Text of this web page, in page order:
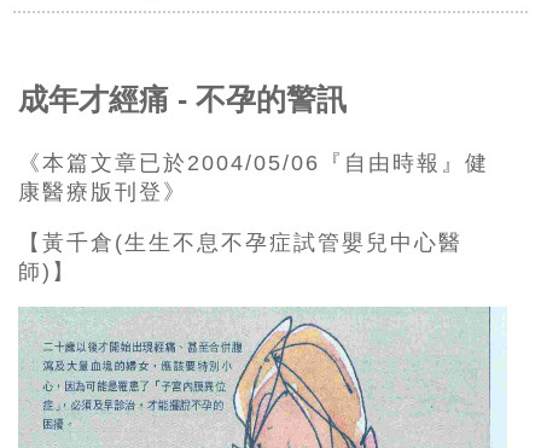
成年才經痛 - 不孕的警訊
《本篇文章已於2004/05/06『自由時報』健
康醫療版刊登》
【黃千倉(生生不息不孕症試管嬰兒中心醫
師)】